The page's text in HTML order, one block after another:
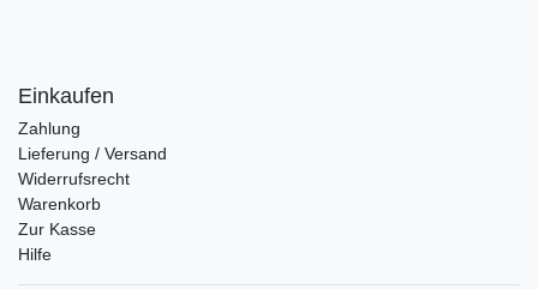
Einkaufen
Zahlung
Lieferung / Versand
Widerrufsrecht
Warenkorb
Zur Kasse
Hilfe